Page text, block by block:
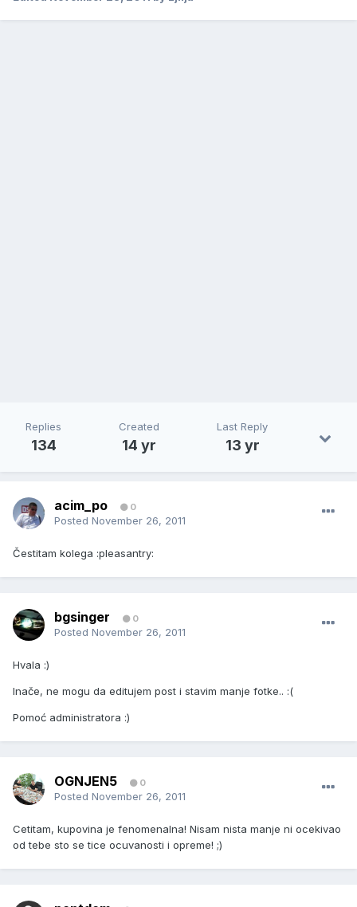
Replies
134
Created
14 yr
Last Reply
13 yr
acim_po 0
Posted November 26, 2011
Čestitam kolega :pleasantry:
bgsinger 0
Posted November 26, 2011
Hvala :)
Inače, ne mogu da editujem post i stavim manje fotke.. :(
Pomoć administratora :)
OGNJEN5 0
Posted November 26, 2011
Cetitam, kupovina je fenomenalna! Nisam nista manje ni ocekivao
od tebe sto se tice ocuvanosti i opreme! ;)